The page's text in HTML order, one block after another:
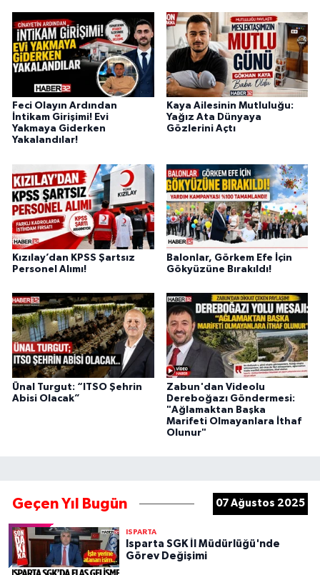
Feci Olayın Ardından
İntikam Girişimi! Evi
Yakmaya Giderken
Yakalandılar!
Kaya Ailesinin Mutluluğu:
Yağız Ata Dünyaya
Gözlerini Açtı
Kızılay’dan KPSS Şartsız
Personel Alımı!
Balonlar, Görkem Efe İçin
Gökyüzüne Bırakıldı!
Ünal Turgut: “ITSO Şehrin
Abisi Olacak”
Zabun'dan Videolu
Dereboğazı Göndermesi:
"Ağlamaktan Başka
Marifeti Olmayanlara İthaf
Olunur"
Geçen Yıl Bugün 07 Ağustos 2025
ISPARTA
Isparta SGK İl Müdürlüğü'nde
Görev Değişimi